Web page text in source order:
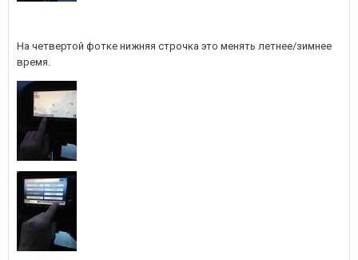
На четвертой фотке нижняя строчка это менять летнее/зимнее
время.